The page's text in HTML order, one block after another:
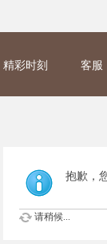
精彩时刻 客服
抱歉，
请稍候...